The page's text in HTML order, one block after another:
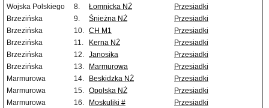
Wojska Polskiego
8. Łomnicka NŻ
Przesiadki
Brzezińska
9. Śnieżna NŻ
Przesiadki
Brzezińska
10. CH M1
Przesiadki
Brzezińska
11. Kerna NŻ
Przesiadki
Brzezińska
12. Janosika
Przesiadki
Brzezińska
13. Marmurowa
Przesiadki
Marmurowa
14. Beskidzka NŻ
Przesiadki
Marmurowa
15. Opolska NŻ
Przesiadki
Marmurowa
16. Moskuliki #
Przesiadki